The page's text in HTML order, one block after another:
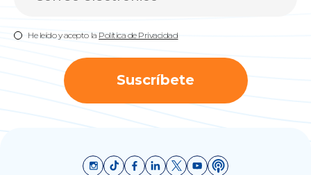
He leído y acepto la Política de Privacidad
Suscríbete